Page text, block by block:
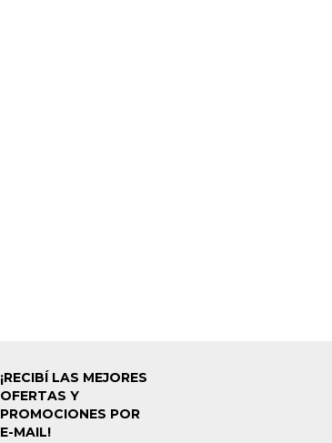
¡RECIBÍ LAS MEJORES
OFERTAS Y
PROMOCIONES POR
E-MAIL!